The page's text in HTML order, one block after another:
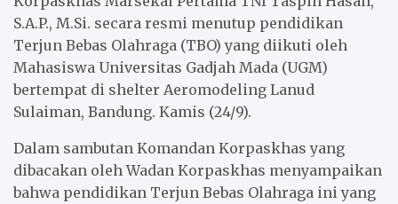
S.A.P., M.Si. secara resmi menutup pendidikan
Terjun Bebas Olahraga (TBO) yang diikuti oleh
Mahasiswa Universitas Gadjah Mada (UGM)
bertempat di shelter Aeromodeling Lanud
Sulaiman, Bandung. Kamis (24/9).
Dalam sambutan Komandan Korpaskhas yang
dibacakan oleh Wadan Korpaskhas menyampaikan
bahwa pendidikan Terjun Bebas Olahraga ini yang